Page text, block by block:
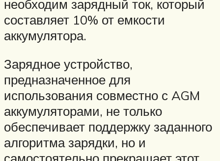
необходим зарядный ток, который
составляет 10% от емкости
аккумулятора.
Зарядное устройство,
предназначенное для
использования совместно с AGM
аккумуляторами, не только
обеспечивает поддержку заданного
алгоритма зарядки, но и